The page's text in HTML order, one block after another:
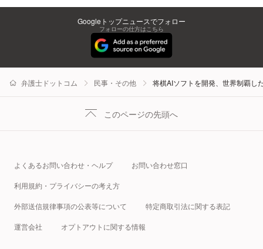
Googleトップニュースでフォロー
フォローの仕方はこちら
弁護士ドットコム 民事・その他 将棋AIソフトを開発、世界制覇し
このページの先頭へ
よくあるお問い合わせ・ヘルプ お問い合わせ窓口
利用規約・プライバシーの考え方
外部送信規律事項の公表等について 特定商取引法に関する表記
運営会社 オプトアウトに関する情報